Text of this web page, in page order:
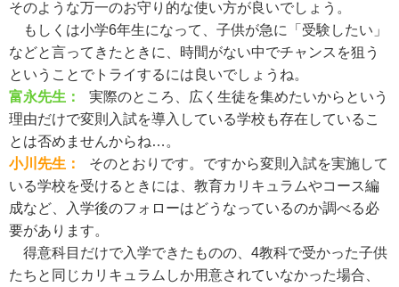
そのような万一のお守り的な使い方が良いでしょう。
もしくは小学6年生になって、子供が急に「受験したい」
などと言ってきたときに、時間がない中でチャンスを狙う
ということでトライするには良いでしょうね。
富永先生：
実際のところ、広く生徒を集めたいからという
理由だけで変則入試を導入している学校も存在しているこ
とは否めませんからね…。
小川先生：
そのとおりです。ですから変則入試を実施して
いる学校を受けるときには、教育カリキュラムやコース編
成など、入学後のフォローはどうなっているのか調べる必
要があります。
得意科目だけで入学できたものの、4教科で受かった子供
たちと同じカリキュラムしか用意されていなかった場合、